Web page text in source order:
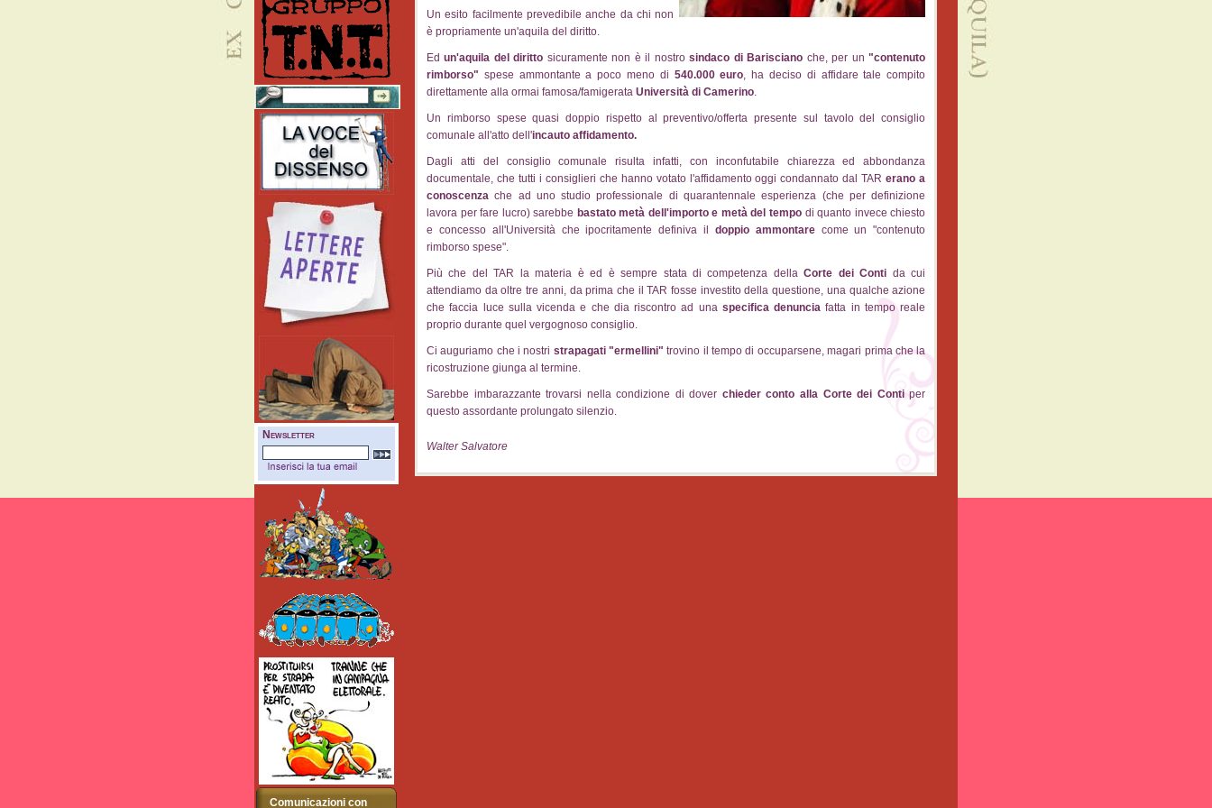
Newsletter
Comunicazioni con
Un esito facilmente prevedibile anche da chi non
è propriamente un'aquila del diritto.
Edun'aquila del diritto sicuramente non è il nostrosindaco di Barisciano che, per un"contenuto
rimborso" spese ammontante a poco meno di 540.000 euro, ha deciso di affidare tale compito
direttamente alla ormai famosa/famigerata Università di Camerino.
Un rimborso spese quasi doppio rispetto al preventivo/offerta presente sul tavolo del consiglio
comunale all'atto dell'incauto affidamento.
Dagli atti del consiglio comunale risulta infatti, con inconfutabile chiarezza ed abbondanza
documentale, che tutti i consiglieri che hanno votato l'affidamento oggi condannato dal TARerano a
conoscenza che ad uno studio professionale di quarantennale esperienza (che per definizione
lavora per fare lucro) sarebbe bastato metà dell'importo e metà del tempo di quanto invece chiesto
e concesso all'Università che ipocritamente definiva il doppio ammontarecome un "contenuto
rimborso spese".
Più che del TAR la materia è ed è sempre stata di competenza dellaCorte dei Conti da cui
attendiamo da oltre tre anni, da prima che il TAR fosse investito della questione, una qualche azione
che faccia luce sulla vicenda e che dia riscontro ad una specifica denuncia fatta in tempo reale
proprio durante quel vergognoso consiglio.
Ci auguriamo che i nostri strapagati "ermellini" trovino il tempo di occuparsene, magari prima che la
ricostruzione giunga al termine.
Sarebbe imbarazzante trovarsi nella condizione di dover chieder conto alla Corte dei Contiper
questo assordante prolungato silenzio.
Walter Salvatore